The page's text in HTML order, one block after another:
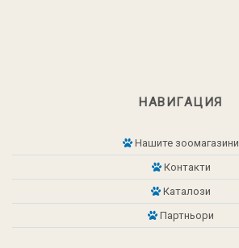
НАВИГАЦИЯ
Нашите зоомагазини
Контакти
Каталози
Партньори